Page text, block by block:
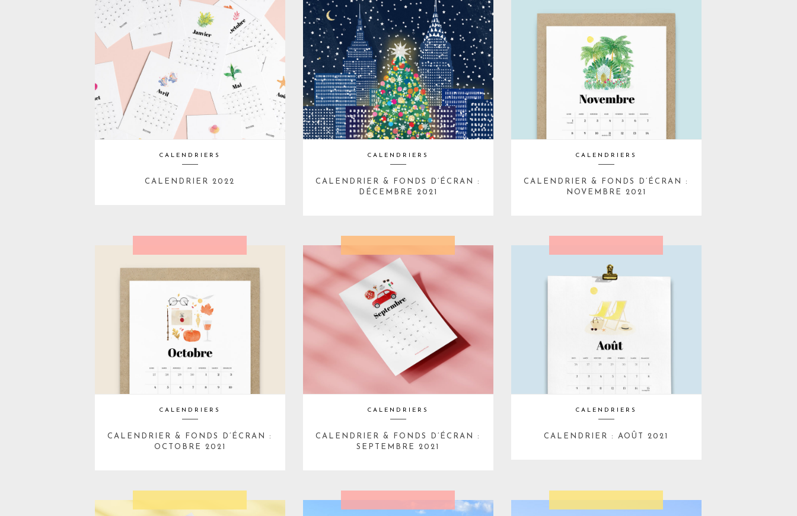
CALENDRIERS
CALENDRIER 2022
CALENDRIERS
CALENDRIER & FONDS D’ÉCRAN :
DÉCEMBRE 2021
CALENDRIERS
CALENDRIER & FONDS D’ÉCRAN :
NOVEMBRE 2021
CALENDRIERS
CALENDRIER & FONDS D’ÉCRAN :
OCTOBRE 2021
CALENDRIERS
CALENDRIER & FONDS D’ÉCRAN :
SEPTEMBRE 2021
CALENDRIERS
CALENDRIER : AOÛT 2021